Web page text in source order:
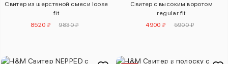
Свитер из шерстяной смеси loose
fit
8520 ₽
9830 ₽
Свитер с высоким воротом
regular fit
4900 ₽
5900 ₽